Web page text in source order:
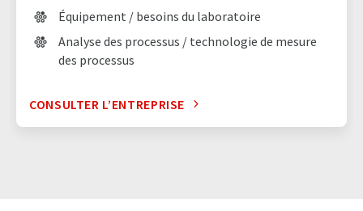
Équipement / besoins du laboratoire
Analyse des processus / technologie de mesure
des processus
CONSULTER L’ENTREPRISE